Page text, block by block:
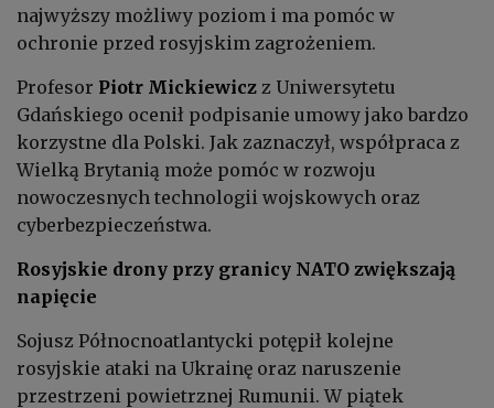
najwyższy możliwy poziom i ma pomóc w
ochronie przed rosyjskim zagrożeniem.
Profesor Piotr Mickiewicz z Uniwersytetu
Gdańskiego ocenił podpisanie umowy jako bardzo
korzystne dla Polski. Jak zaznaczył, współpraca z
Wielką Brytanią może pomóc w rozwoju
nowoczesnych technologii wojskowych oraz
cyberbezpieczeństwa.
Rosyjskie drony przy granicy NATO zwiększają
napięcie
Sojusz Północnoatlantycki potępił kolejne
rosyjskie ataki na Ukrainę oraz naruszenie
przestrzeni powietrznej Rumunii. W piątek